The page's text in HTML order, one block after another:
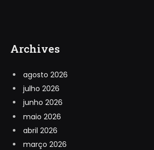
Archives
agosto 2026
julho 2026
junho 2026
maio 2026
abril 2026
março 2026